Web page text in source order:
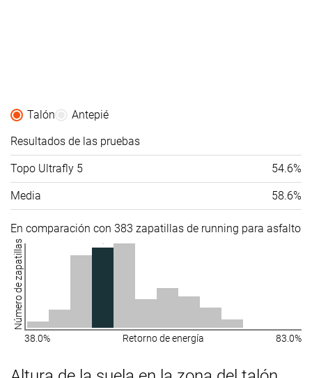
Talón
Antepié
Resultados de las pruebas
Topo Ultrafly 5 54.6%
Media 58.6%
En comparación con 383 zapatillas de running para asfalto
Número de zapatillas
38.0% Retorno de energía 83.0%